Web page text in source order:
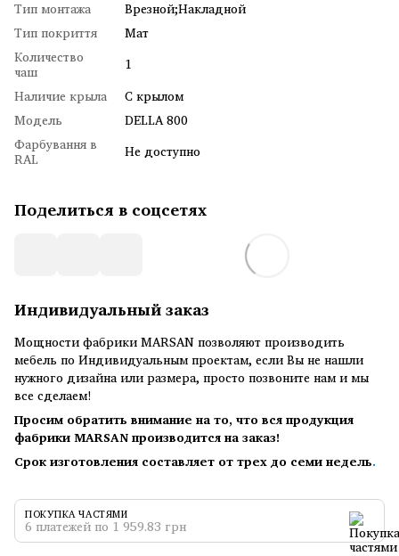
Тип монтажа
Врезной;Накладной
Тип покриття
Мат
Количество
чаш
1
Наличие крыла
С крылом
Модель
DELLA 800
Фарбування в
RAL Не доступно
Поделиться в соцсетях
Индивидуальный заказ
Мощности фабрики MARSAN позволяют производить
мебель по Индивидуальным проектам, если Вы не нашли
нужного дизайна или размера, просто позвоните нам и мы
все сделаем!
Просим обратить внимание на то, что вся продукция
фабрики MARSAN производится на заказ!
Срок изготовления составляет от трех до семи недель.
ПОКУПКА ЧАСТЯМИ
6 платежей по 1 959.83 грн